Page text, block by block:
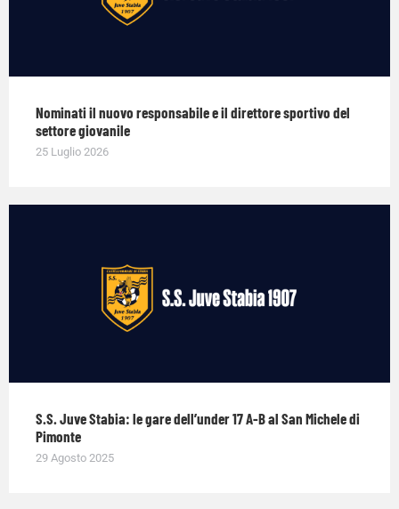
Nominati il nuovo responsabile e il direttore sportivo del
settore giovanile
25 Luglio 2026
S.S. Juve Stabia: le gare dell’under 17 A-B al San Michele di
Pimonte
29 Agosto 2025